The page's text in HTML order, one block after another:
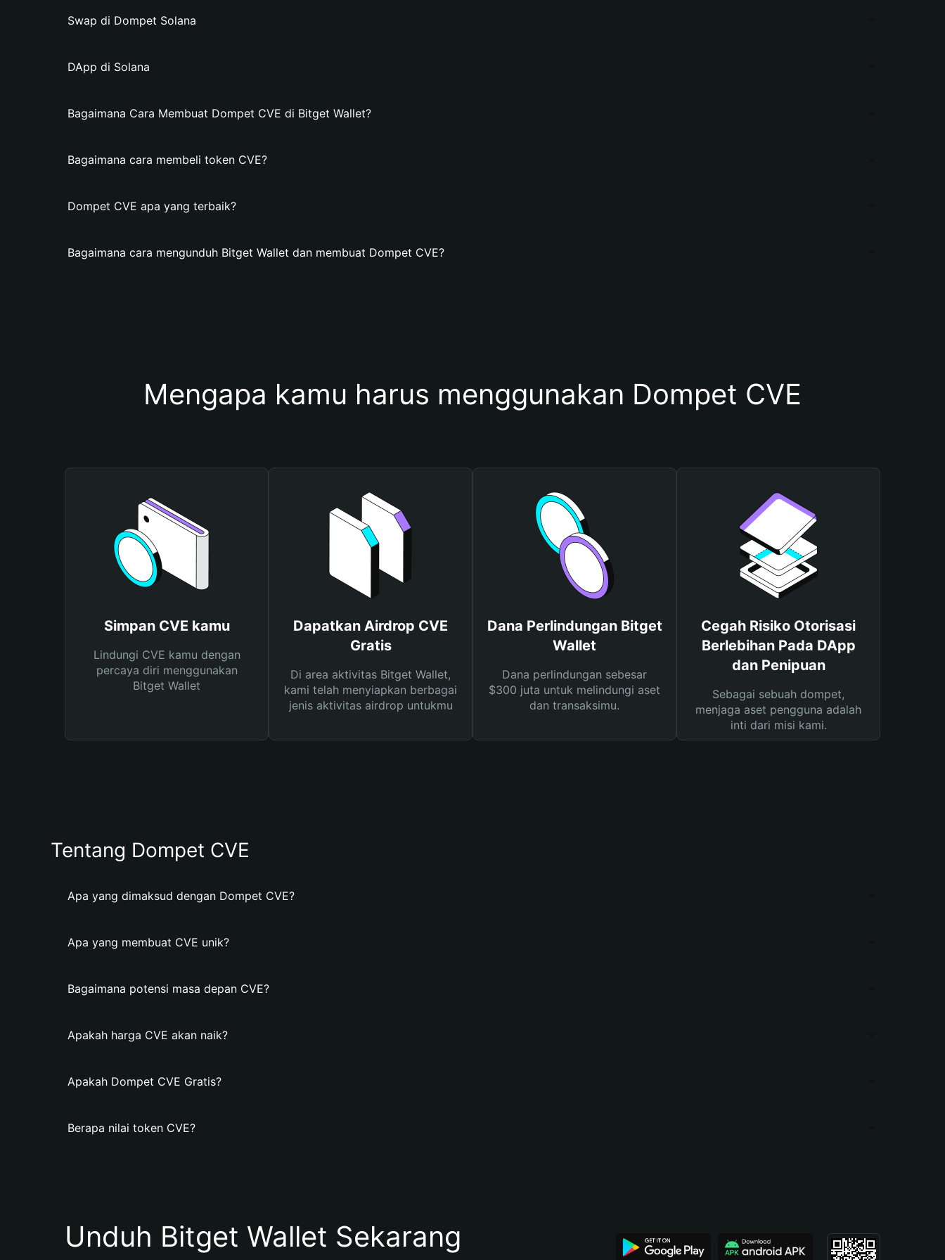
Swap di Dompet Solana
DApp di Solana
Bagaimana Cara Membuat Dompet CVE di Bitget Wallet?
Bagaimana cara membeli token CVE?
Dompet CVE apa yang terbaik?
Bagaimana cara mengunduh Bitget Wallet dan membuat Dompet CVE?
Mengapa kamu harus menggunakan Dompet CVE
Simpan CVE kamu
Lindungi CVE kamu dengan
percaya diri menggunakan
Bitget Wallet
Dapatkan Airdrop CVE
Gratis
Di area aktivitas Bitget Wallet,
kami telah menyiapkan berbagai
jenis aktivitas airdrop untukmu
Dana Perlindungan Bitget
Wallet
Dana perlindungan sebesar
$300 juta untuk melindungi aset
dan transaksimu.
Cegah Risiko Otorisasi
Berlebihan Pada DApp
dan Penipuan
Sebagai sebuah dompet,
menjaga aset pengguna adalah
inti dari misi kami.
Tentang Dompet CVE
Apa yang dimaksud dengan Dompet CVE?
Apa yang membuat CVE unik?
Bagaimana potensi masa depan CVE?
Apakah harga CVE akan naik?
Apakah Dompet CVE Gratis?
Berapa nilai token CVE?
Unduh Bitget Wallet Sekarang